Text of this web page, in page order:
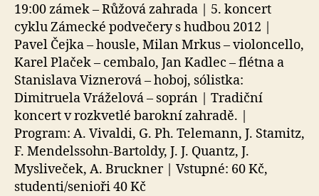
19:00 zámek – Růžová zahrada | 5. koncert
cyklu Zámecké podvečery s hudbou 2012 |
Pavel Čejka – housle, Milan Mrkus – violoncello,
Karel Plaček – cembalo, Jan Kadlec – flétna a
Stanislava Viznerová – hoboj, sólistka:
Dimitruela Vráželová – soprán | Tradiční
koncert v rozkvetlé barokní zahradě. |
Program: A. Vivaldi, G. Ph. Telemann, J. Stamitz,
F. Mendelssohn-Bartoldy, J. J. Quantz, J.
Mysliveček, A. Bruckner | Vstupné: 60 Kč,
studenti/senioři 40 Kč